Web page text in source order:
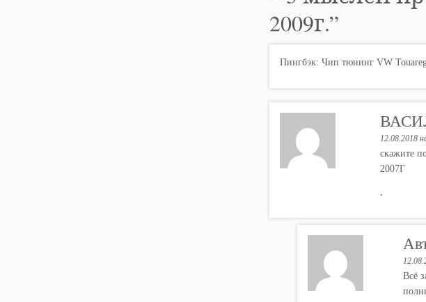
2009г.”
Пингбэк: Чип тюнинг VW
12.08.2018
скажите
2007Г
,
Всё